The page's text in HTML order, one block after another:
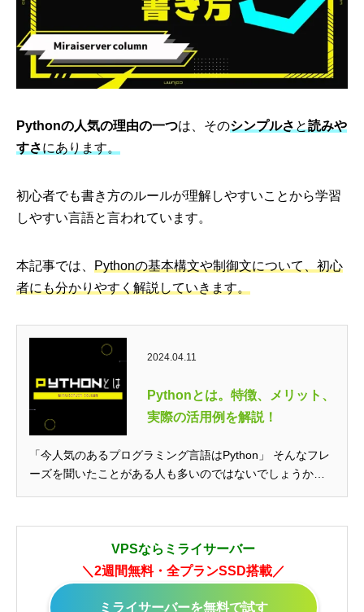
Pythonの人気の理由の一つは、そのシンプルさ と読みや
すさにあります。
初心者でも書き方のルールが理解しやすいことから学習
しやすい言語と言われています。
本記事では、
Pythonの基本構文や制御文について、初心
者にも分かりやすく解説していきます。
2024.04.11
Pythonとは。特徴、メリット、
実際の活用例を解説！
「今人気のあるプログラミング言語はPython」 そんなフレ
ーズを聞いたことがある人も多いのではないでしょうか？
VPSならミライサーバー
＼2週間無料・全プランSSD搭載／
ミライサーバーを無料で試す